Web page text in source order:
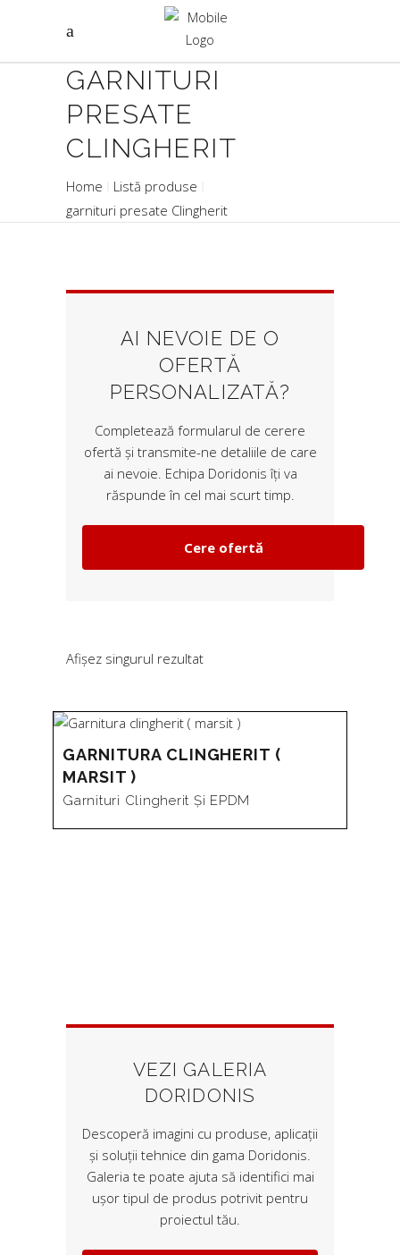
GARNITURI
PRESATE
CLINGHERIT
Home
Listă produse
garnituri presate Clingherit
AI NEVOIE DE O
OFERTĂ
PERSONALIZATĂ?
Completează formularul de cerere
ofertă și transmite-ne detaliile de care
ai nevoie. Echipa Doridonis îți va
răspunde în cel mai scurt timp.
Cere ofertă
Afișez singurul rezultat
GARNITURA CLINGHERIT (
MARSIT )
Garnituri Clingherit Și EPDM
VEZI GALERIA
DORIDONIS
Descoperă imagini cu produse, aplicații
și soluții tehnice din gama Doridonis.
Galeria te poate ajuta să identifici mai
ușor tipul de produs potrivit pentru
proiectul tău.